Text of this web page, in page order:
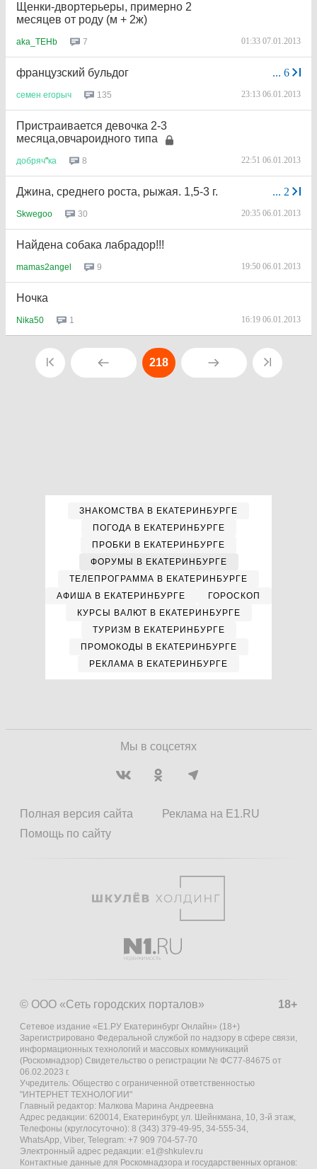
Щенки-двортерьеры, примерно 2
месяцев от роду (м + 2ж)
aka_TEHb 7 01:33 07.01.2013
... 6
французский бульдог
семен егорыч 135 23:13 06.01.2013
Пристраивается девочка 2-3
месяца,овчароидного типа
добряч"ка 8 22:51 06.01.2013
... 2
Джина, среднего роста, рыжая. 1,5-3 г.
Skwegoo 30 20:35 06.01.2013
Найдена собака лабрадор!!!
mamas2angel 9 19:50 06.01.2013
Ночка
Nika50 1 16:19 06.01.2013
218
ЗНАКОМСТВА В ЕКАТЕРИНБУРГЕ
ПОГОДА В ЕКАТЕРИНБУРГЕ
ПРОБКИ В ЕКАТЕРИНБУРГЕ
ФОРУМЫ В ЕКАТЕРИНБУРГЕ
ТЕЛЕПРОГРАММА В ЕКАТЕРИНБУРГЕ
АФИША В ЕКАТЕРИНБУРГЕ
ГОРОСКОП
КУРСЫ ВАЛЮТ В ЕКАТЕРИНБУРГЕ
ТУРИЗМ В ЕКАТЕРИНБУРГЕ
ПРОМОКОДЫ В ЕКАТЕРИНБУРГЕ
РЕКЛАМА В ЕКАТЕРИНБУРГЕ
Мы в соцсетях
Полная версия сайта
Помощь по сайту
Реклама на E1.RU
18+
© ООО «Сеть городских порталов»
Сетевое издание «Е1.РУ Екатеринбург Онлайн» (18+)
Зарегистрировано Федеральной службой по надзору в сфере связи,
информационных технологий и массовых коммуникаций
(Роскомнадзор) Свидетельство о регистрации № ФС77-84675 от
06.02.2023 г.
Учредитель: Общество с ограниченной ответственностью
"ИНТЕРНЕТ ТЕХНОЛОГИИ"
Главный редактор: Малкова Марина Андреевна
Адрес редакции: 620014, Екатеринбург, ул. Шейнкмана, 10, 3-й этаж,
Телефоны (круглосуточно): 8 (343) 379-49-95, 34-555-34,
WhatsApp, Viber, Telegram: +7 909 704-57-70
Электронный адрес редакции: e1@shkulev.ru
Контактные данные для Роскомнадзора и государственных органов: